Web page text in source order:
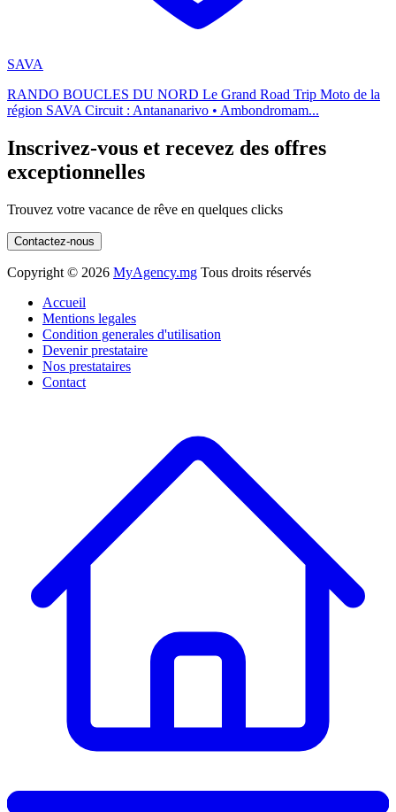
SAVA
RANDO BOUCLES DU NORD Le Grand Road Trip Moto de la
région SAVA Circuit : Antananarivo • Ambondromam...
Inscrivez-vous et recevez des offres
exceptionnelles
Trouvez votre vacance de rêve en quelques clicks
Contactez-nous
Copyright © 2026 MyAgency.mg Tous droits réservés
Accueil
Mentions legales
Condition generales d'utilisation
Devenir prestataire
Nos prestataires
Contact